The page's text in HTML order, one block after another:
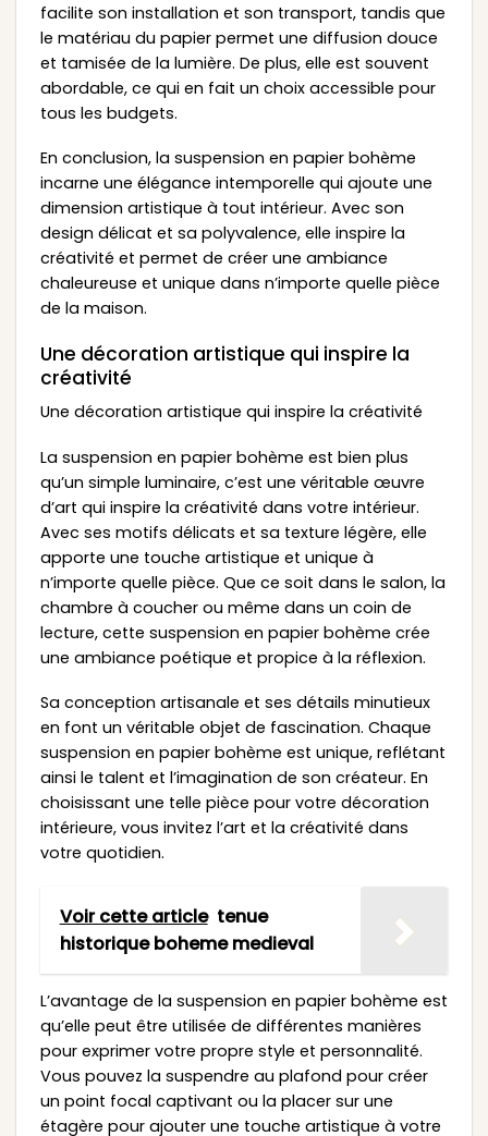
facilite son installation et son transport, tandis que
le matériau du papier permet une diffusion douce
et tamisée de la lumière. De plus, elle est souvent
abordable, ce qui en fait un choix accessible pour
tous les budgets.
En conclusion, la suspension en papier bohème
incarne une élégance intemporelle qui ajoute une
dimension artistique à tout intérieur. Avec son
design délicat et sa polyvalence, elle inspire la
créativité et permet de créer une ambiance
chaleureuse et unique dans n’importe quelle pièce
de la maison.
Une décoration artistique qui inspire la
créativité
Une décoration artistique qui inspire la créativité
La suspension en papier bohème est bien plus
qu’un simple luminaire, c’est une véritable œuvre
d’art qui inspire la créativité dans votre intérieur.
Avec ses motifs délicats et sa texture légère, elle
apporte une touche artistique et unique à
n’importe quelle pièce. Que ce soit dans le salon, la
chambre à coucher ou même dans un coin de
lecture, cette suspension en papier bohème crée
une ambiance poétique et propice à la réflexion.
Sa conception artisanale et ses détails minutieux
en font un véritable objet de fascination. Chaque
suspension en papier bohème est unique, reflétant
ainsi le talent et l’imagination de son créateur. En
choisissant une telle pièce pour votre décoration
intérieure, vous invitez l’art et la créativité dans
votre quotidien.
Voir cette article tenue
historique boheme medieval
L’avantage de la suspension en papier bohème est
qu’elle peut être utilisée de différentes manières
pour exprimer votre propre style et personnalité.
Vous pouvez la suspendre au plafond pour créer
un point focal captivant ou la placer sur une
étagère pour ajouter une touche artistique à votre